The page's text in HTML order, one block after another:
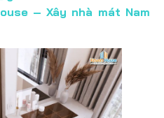
– Xây nhà mát Nam